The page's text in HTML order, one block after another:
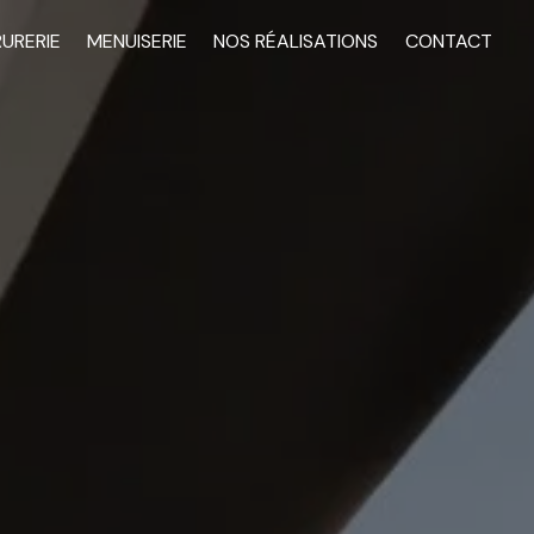
MENUISERIE NOS RÉALISATIONS CONTACT